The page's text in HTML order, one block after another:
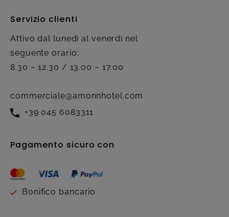
Servizio clienti
Attivo dal lunedì al venerdì nel
seguente orario:
8.30 – 12.30 / 13.00 – 17.00
commerciale@amonnhotel.com
+39 045 6083311
Pagamento sicuro con
Bonifico bancario